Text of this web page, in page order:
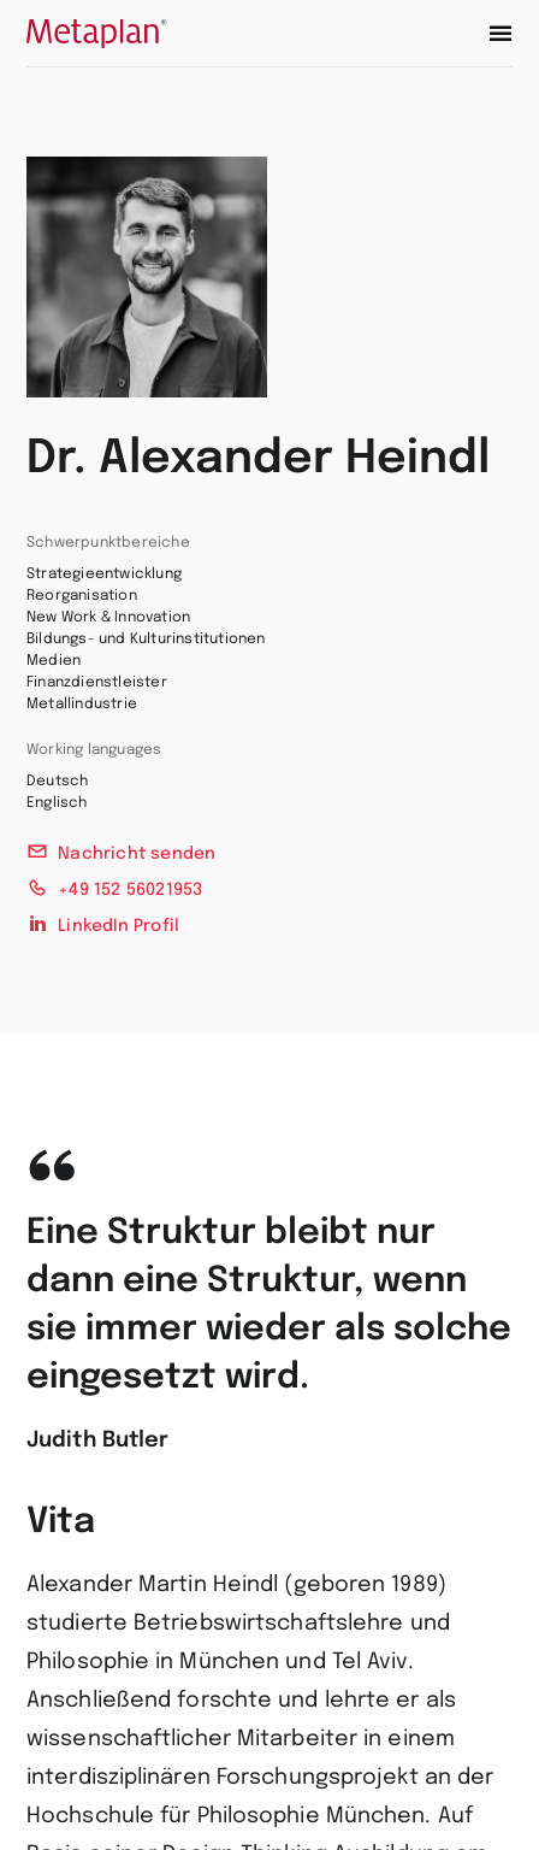
Dr. Alexander Heindl
Schwerpunktbereiche
Strategieentwicklung
Reorganisation
New Work & Innovation
Bildungs- und Kulturinstitutionen
Medien
Finanzdienstleister
Metallindustrie
Working languages
Deutsch
Englisch
Nachricht senden
+49 152 56021953
LinkedIn Profil
Eine Struktur bleibt nur
dann eine Struktur, wenn
sie immer wieder als solche
eingesetzt wird.
Judith Butler
Vita
Alexander Martin Heindl (geboren 1989)
studierte Betriebswirtschaftslehre und
Philosophie in München und Tel Aviv.
Anschließend forschte und lehrte er als
wissenschaftlicher Mitarbeiter in einem
interdisziplinären Forschungsprojekt an der
Hochschule für Philosophie München. Auf